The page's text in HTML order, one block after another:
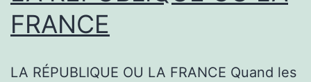
FRANCE
LA RÉPUBLIQUE OU LA FRANCE Quand les